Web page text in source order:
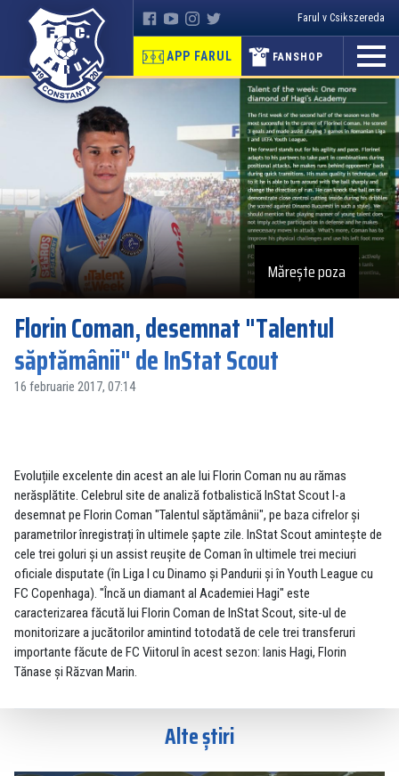
Farul v Csikszereda
APP FARUL FANSHOP
Mărește poza
Florin Coman, desemnat "Talentul
săptămânii" de InStat Scout
16 februarie 2017, 07:14
Evoluțiile excelente din acest an ale lui Florin Coman nu au rămas
nerăsplătite. Celebrul site de analiză fotbalistică InStat Scout l-a
desemnat pe Florin Coman "Talentul săptămânii", pe baza cifrelor și
parametrilor înregistrați în ultimele șapte zile. InStat Scout amintește de
cele trei goluri și un assist reușite de Coman în ultimele trei meciuri
oficiale disputate (în Liga I cu Dinamo și Pandurii și în Youth League cu
FC Copenhaga). "Încă un diamant al Academiei Hagi" este
caracterizarea făcută lui Florin Coman de InStat Scout, site-ul de
monitorizare a jucătorilor amintind totodată de cele trei transferuri
importante făcute de FC Viitorul în acest sezon: Ianis Hagi, Florin
Tănase și Răzvan Marin.
Alte știri